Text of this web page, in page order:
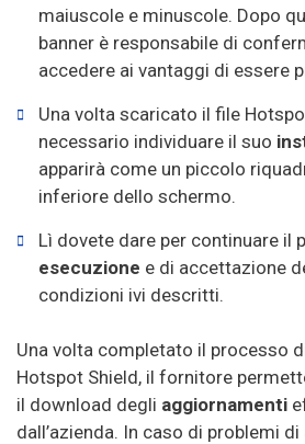
maiuscole e minuscole. Dopo
banner è responsabile di
accedere ai vantaggi di essere
Una volta scaricato il file
necessario individuare il suo
apparirà come un piccolo
inferiore dello schermo.
Lì dovete dare per continuare il
esecuzione e di accettazione
condizioni ivi descritti.
Una volta completato il processo
Hotspot Shield, il fornitore
il download degli aggiornamenti
dall’azienda. In caso di problemi